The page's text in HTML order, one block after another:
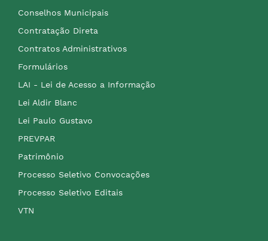
Conselhos Municipais
Contratação Direta
Contratos Administrativos
Formulários
LAI - Lei de Acesso a Informação
Lei Aldir Blanc
Lei Paulo Gustavo
PREVPAR
Patrimônio
Processo Seletivo Convocações
Processo Seletivo Editais
VTN